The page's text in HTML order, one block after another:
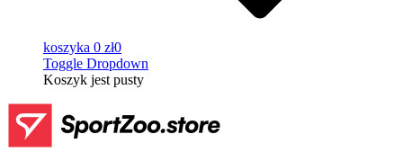
koszyka 0 zł0
Toggle Dropdown
Koszyk jest pusty